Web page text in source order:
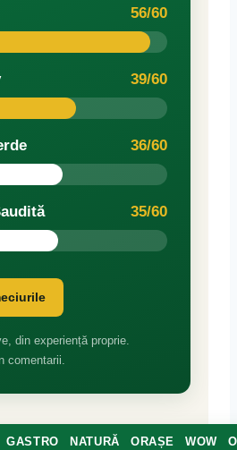
56/60
39/60
36/60
35/60
din experiență proprie.
comentarii.
GASTRO NATURĂ ORAȘE WOW